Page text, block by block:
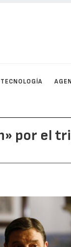
TECNOLOGÍA
por el